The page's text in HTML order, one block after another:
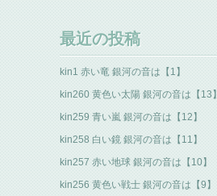
最近の投稿
kin1 赤い竜 銀河の音は【1】
kin260 黄色い太陽 銀河の音は【13】
kin259 青い嵐 銀河の音は【12】
kin258 白い鏡 銀河の音は【11】
kin257 赤い地球 銀河の音は【10】
kin256 黄色い戦士 銀河の音は【9】